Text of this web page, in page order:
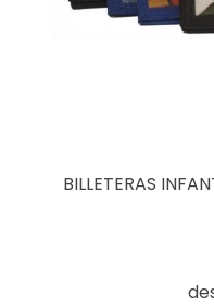
BILLETERAS